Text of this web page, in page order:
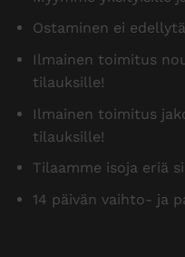
Ostaminen ei
Ilmainen toimitus
tilauksille!
Ilmainen toimitus
tilauksille!
Tilaamme isoja eriä
14 päivän vaihto- ja